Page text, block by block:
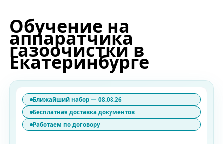
Обучение на
аппаратчика
газоочистки в
Екатеринбурге
Ближайший набор — 08.08.26
Бесплатная доставка документов
Работаем по договору